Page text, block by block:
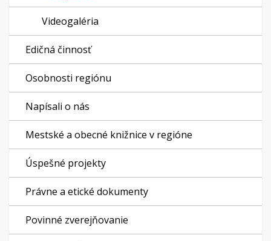
Videogaléria
Edičná činnosť
Osobnosti regiónu
Napísali o nás
Mestské a obecné knižnice v regióne
Úspešné projekty
Právne a etické dokumenty
Povinné zverejňovanie